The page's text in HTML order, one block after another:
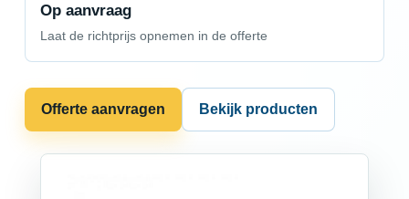
Op aanvraag
Laat de richtprijs opnemen in de offerte
Offerte aanvragen Bekijk producten